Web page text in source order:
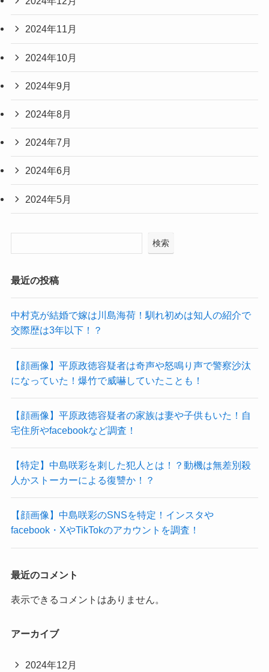
2024年11月
2024年10月
2024年9月
2024年8月
2024年7月
2024年6月
2024年5月
検索
最近の投稿
中村克が結婚で嫁は川島海荷！馴れ初めは知人の紹介で
交際歴は3年以下！？
【顔画像】平原政徳容疑者は奇声や怒鳴り声で警察沙汰
になっていた！爆竹で威嚇していたことも！
【顔画像】平原政徳容疑者の家族は妻や子供もいた！自
宅住所やfacebookなど調査！
【特定】中島咲彩を刺した犯人とは！？動機は無差別殺
人かストーカーによる復讐か！？
【顔画像】中島咲彩のSNSを特定！インスタや
facebook・XやTikTokのアカウントを調査！
最近のコメント
表示できるコメントはありません。
アーカイブ
2024年12月